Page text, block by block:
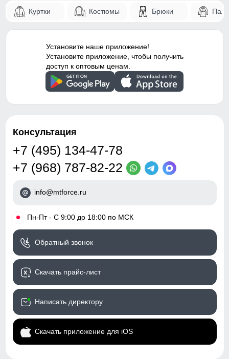
Куртки Костюмы Брюки
Установите наше приложение!
Установите приложение, чтобы получить
доступ к оптовым ценам.
Консультация
+7 (495) 134-47-78
+7 (968) 787-82-22
info@mtforce.ru
• Пн-Пт - С 9:00 до 18:00 по МСК
Обратный звонок
Скачать прайс-лист
Написать директору
Скачать приложение для iOS